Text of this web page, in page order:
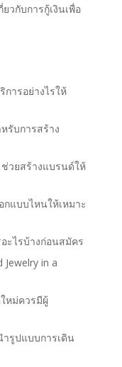
วกับการกู้เงินเพื่อ
การอย่างไรให้
รับการสร้าง
วยสร้างแบรนด์ให้
กแบบไหนให้เหมาะ
ะไรบ้างก่อนสมัคร
Jewelry in a
หม่ควรมีผู้
รูปแบบการเดิน